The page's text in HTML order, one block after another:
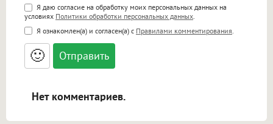
Поддержка HTML
<b>, <strong>, <u>, <i>, <em>, <s>, <big>,
<small>, <sup>, <sub>, <pre>, <ul>, <ol>, <li>,
<blockquote>, <code> экранирует HTML,
адреса URL автоматически становятся
ссылками, и [img]адрес[/img] будет
Я даю согласие на обработку моих персональных данных на
условиях Политики обработки персональных данных
Я ознакомлен(а) и согласен(а) с Правилами комментирования
🙂
Нет комментариев.